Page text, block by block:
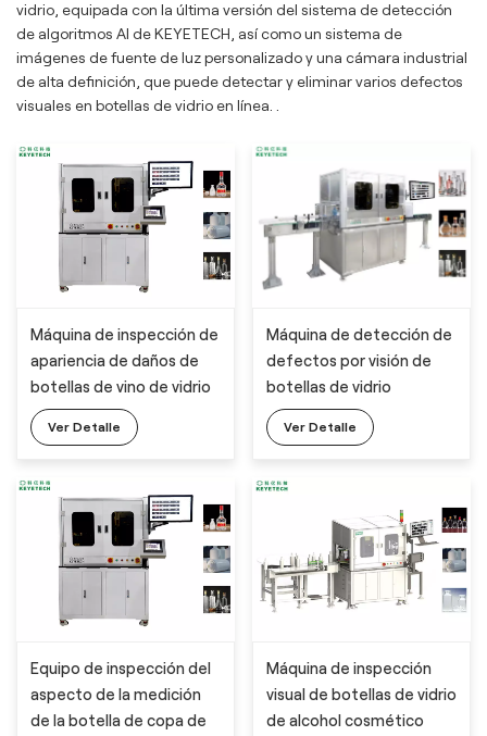
vidrio, equipada con la última versión del sistema de detección
de algoritmos AI de KEYETECH, así como un sistema de
imágenes de fuente de luz personalizado y una cámara industrial
de alta definición, que puede detectar y eliminar varios defectos
visuales en botellas de vidrio en línea. .
Máquina de inspección de
apariencia de daños de
botellas de vino de vidrio
con aprendizaje profundo
Ver Detalle
Máquina de detección de
defectos por visión de
botellas de vidrio
Ver Detalle
Equipo de inspección del
aspecto de la medición
de la botella de copa de
Máquina de inspección
visual de botellas de vidrio
de alcohol cosmético